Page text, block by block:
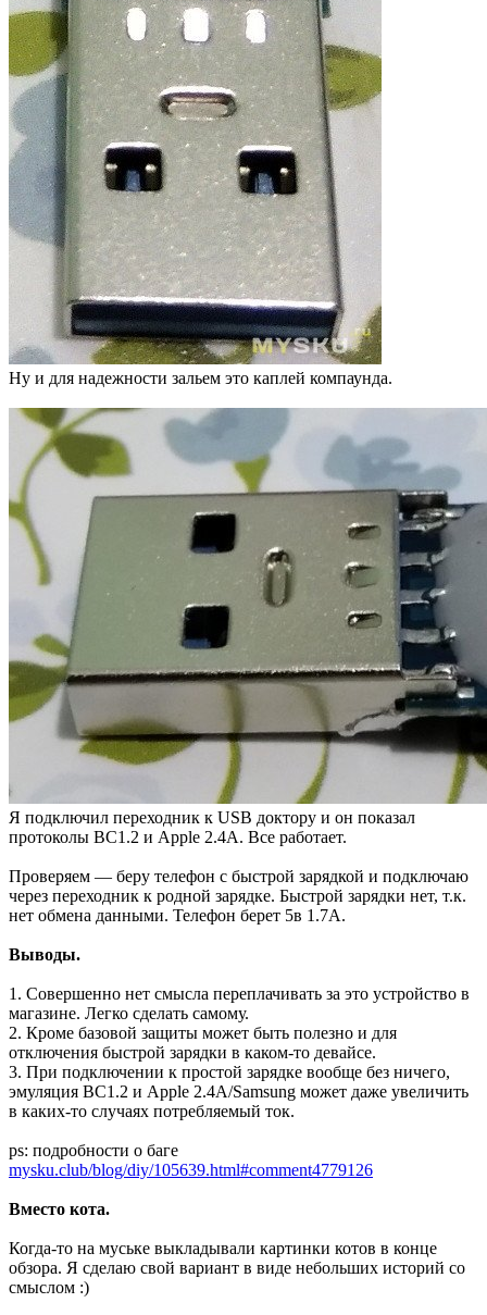
Ну и для надежности зальем это каплей компаунда.
Я подключил переходник к USB доктору и он показал
протоколы BC1.2 и Apple 2.4A. Все работает.
Проверяем — беру телефон с быстрой зарядкой и подключаю
через переходник к родной зарядке. Быстрой зарядки нет, т.к.
нет обмена данными. Телефон берет 5в 1.7А.
Выводы.
1. Совершенно нет смысла переплачивать за это устройство в
магазине. Легко сделать самому.
2. Кроме базовой защиты может быть полезно и для
отключения быстрой зарядки в каком-то девайсе.
3. При подключении к простой зарядке вообще без ничего,
эмуляция BC1.2 и Apple 2.4A/Samsung может даже увеличить
в каких-то случаях потребляемый ток.
ps: подробности о баге
mysku.club/blog/diy/105639.html#comment4779126
Вместо кота.
Когда-то на муське выкладывали картинки котов в конце
обзора. Я сделаю свой вариант в виде небольших историй со
смыслом :)